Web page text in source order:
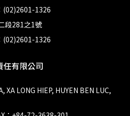
(02)2601-1326
段281之1號
(02)2601-1326
任有限公司
XA LONG HIEP, HUYEN BEN LUC,